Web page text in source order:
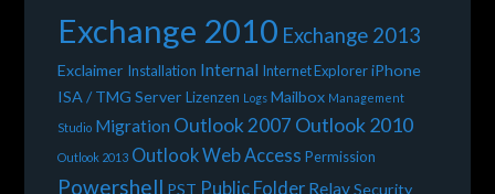
Exchange 2010 Exchange 2013
Exclaimer Installation Internal Internet Explorer iPhone
ISA / TMG Server Lizenzen Logs Mailbox Management
Studio Migration Outlook 2007 Outlook 2010
Outlook 2013 Outlook Web Access Permission
Powershell PST Public Folder RelaySecurity